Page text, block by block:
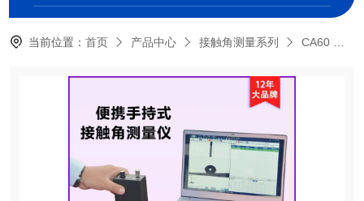
当前位置：首页 产品中心 接触角测量系列 CA60 便携式接触角测量仪